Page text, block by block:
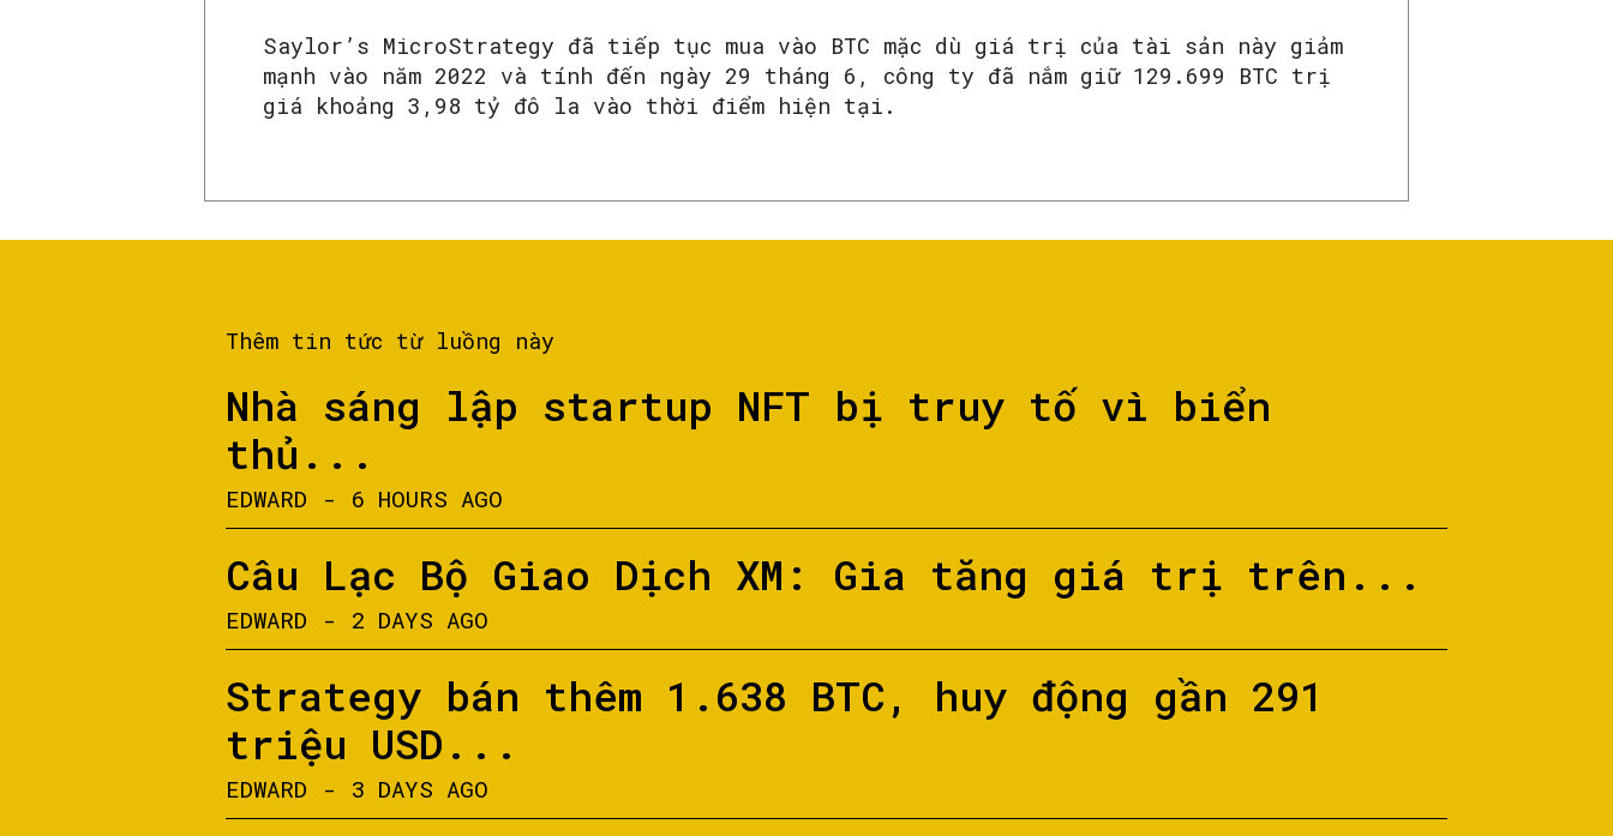
Saylor’s MicroStrategy đã tiếp tục mua vào BTC mặc dù giá trị của tài sản này giảm
mạnh vào năm 2022 và tính đến ngày 29 tháng 6, công ty đã nắm giữ 129.699 BTC trị
giá khoảng 3,98 tỷ đô la vào thời điểm hiện tại.
Thêm tin tức từ luồng này
Nhà sáng lập startup NFT bị truy tố vì biển
thủ...
EDWARD - 6 HOURS AGO
Câu Lạc Bộ Giao Dịch XM: Gia tăng giá trị trên...
EDWARD - 2 DAYS AGO
Strategy bán thêm 1.638 BTC, huy động gần 291
triệu USD...
EDWARD - 3 DAYS AGO